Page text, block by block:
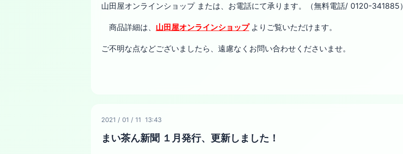
山田屋オンラインショップ または、お電話にて承ります。（無料電話/ 0120-341885）
商品詳細は、 山田屋オンラインショップ よりご覧いただけます。
ご不明な点などございましたら、遠慮なくお問い合わせくださいませ。
2021 / 01 / 11 13:43
まい茶ん新聞 １月発行、更新しました！